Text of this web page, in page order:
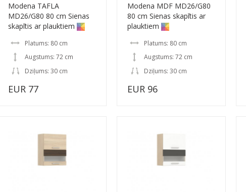
Modena TAFLA
MD26/G80 80 cm Sienas
skapītis ar plauktiem
Platums: 80 cm
Augstums: 72 cm
Dziļums: 30 cm
EUR 77
Modena MDF MD26/G80
80 cm Sienas skapītis ar
plauktiem
Platums: 80 cm
Augstums: 72 cm
Dziļums: 30 cm
EUR 96